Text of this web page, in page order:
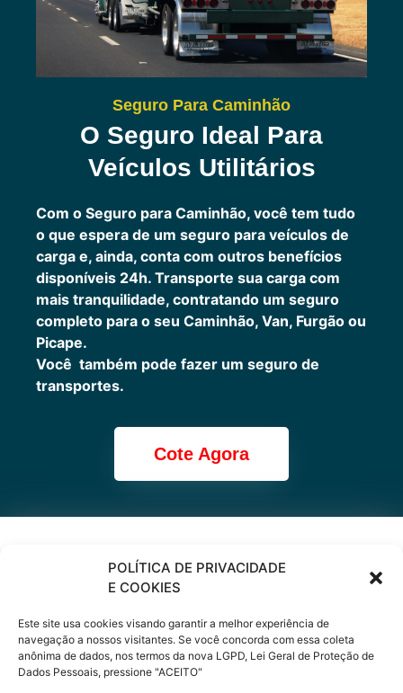
POLÍTICA DE PRIVACIDADE
E COOKIES
Este site usa cookies visando garantir a melhor experiência de
navegação a nossos visitantes. Se você concorda com essa coleta
anônima de dados, nos termos da nova LGPD, Lei Geral de Proteção de
Dados Pessoais, pressione "ACEITO"
Seguro Para Caminhão
O Seguro Ideal Para
Veículos Utilitários
Com o Seguro para Caminhão, você tem tudo
o que espera de um seguro para veículos de
carga e, ainda, conta com outros benefícios
disponíveis 24h. Transporte sua carga com
mais tranquilidade, contratando um seguro
completo para o seu Caminhão, Van, Furgão ou
Picape.
Você também pode fazer um seguro de
transportes.
Cote Agora
Cote online ou
peça via
WhatsApp